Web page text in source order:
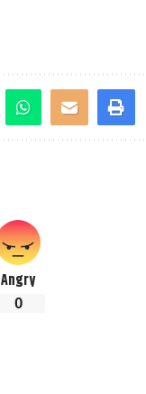
Angry
0